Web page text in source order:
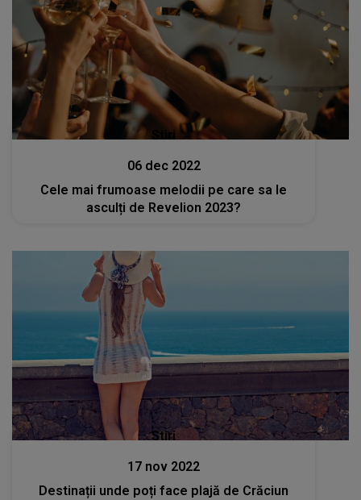
Stiri
06 dec 2022
Cele mai frumoase melodii pe care sa le
asculți de Revelion 2023?
Stiri
17 nov 2022
Destinații unde poți face plajă de Crăciun